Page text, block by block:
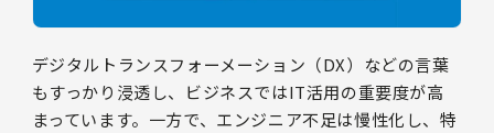
デジタルトランスフォーメーション（DX）などの言葉
もすっかり浸透し、ビジネスではIT活用の重要度が高
まっています。一方で、エンジニア不足は慢性化し、特